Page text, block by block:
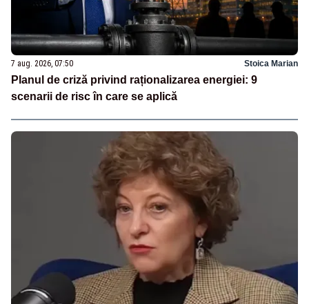
7 aug. 2026, 07:50 Stoica Marian
Planul de criză privind raționalizarea energiei: 9
scenarii de risc în care se aplică